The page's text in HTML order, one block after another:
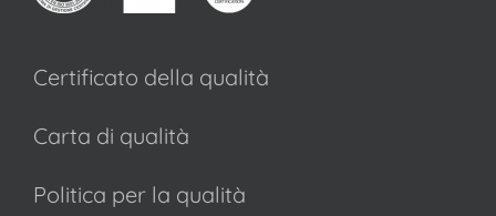
Certificato della qualità
Carta di qualità
Politica per la qualità